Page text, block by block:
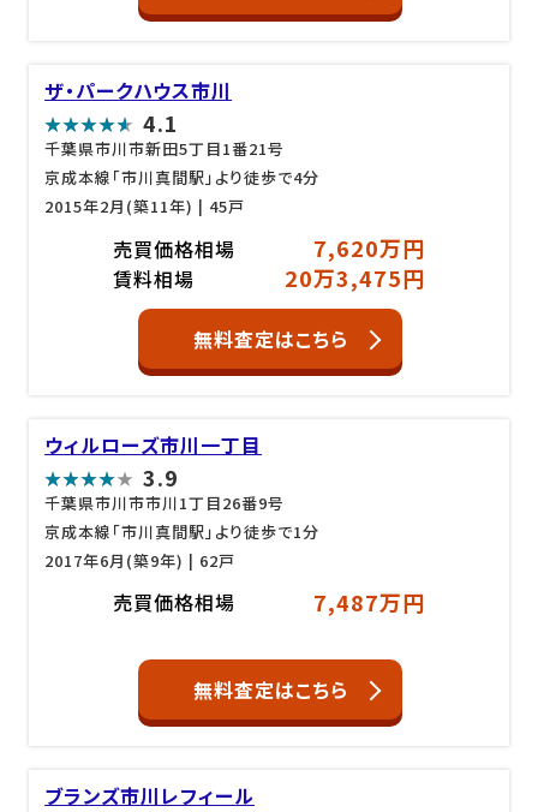
ザ・パークハウス市川
4.1
千葉県市川市新田5丁目1番21号
京成本線「市川真間駅」より徒歩で4分
2015年2月(築11年) | 45戸
売買価格相場 7,620万円
賃料相場 20万3,475円
無料査定はこちら
ウィルローズ市川一丁目
3.9
千葉県市川市市川1丁目26番9号
京成本線「市川真間駅」より徒歩で1分
2017年6月(築9年) | 62戸
売買価格相場 7,487万円
無料査定はこちら
ブランズ市川レフィール